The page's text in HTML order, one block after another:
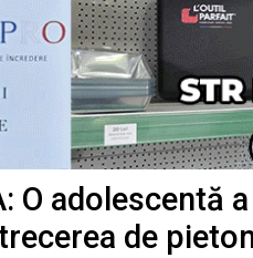
O adolescentă
de